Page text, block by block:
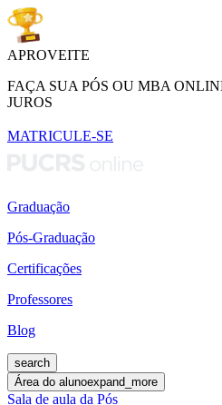
APROVEITE
FAÇA SUA PÓS OU MBA
JUROS
MATRICULE-SE
Graduação
Pós-Graduação
Certificações
Professores
Blog
search
Área do alunoexpand_more
Sala de aula da Pós